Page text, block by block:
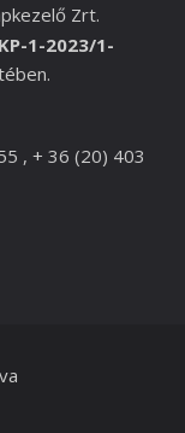
Zrt.
1-2023/1-
, + 36 (20) 403